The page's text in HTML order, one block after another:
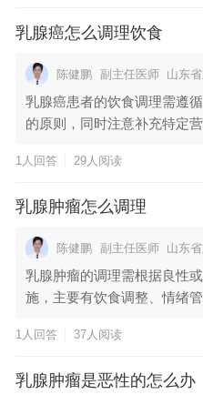
乳腺癌怎么调理饮食
陈健鹏 副主任医师 山东
乳腺癌患者的饮食调理需遵
的原则，同时注意补充特定
1人回答 29人阅读
乳腺肿瘤怎么调理
陈健鹏 副主任医师 山东
乳腺肿瘤的调理需根据良性
施，主要有饮食调整、情绪
1人回答 37人阅读
乳腺肿瘤是恶性的怎么办